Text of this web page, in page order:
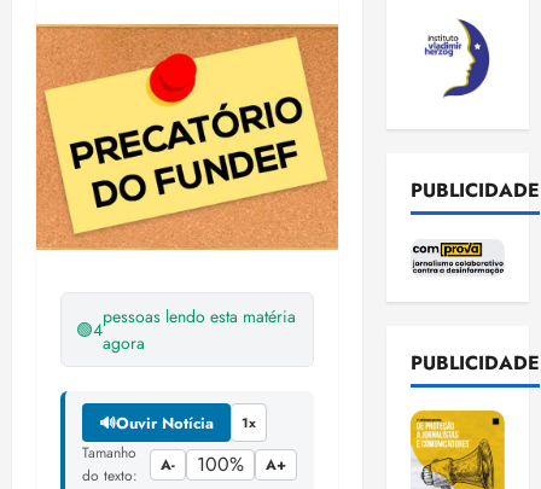
🟢4
pessoas lendo esta matéria
agora
🔊Ouvir Notícia 1x
Tamanho
do texto:
A- 100% A+
PUBLICIDADE
PUBLICIDADE